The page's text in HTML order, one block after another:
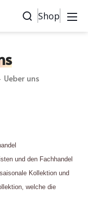
Shop
Ueber uns
und den Fachhandel
Kollektion und
welche die